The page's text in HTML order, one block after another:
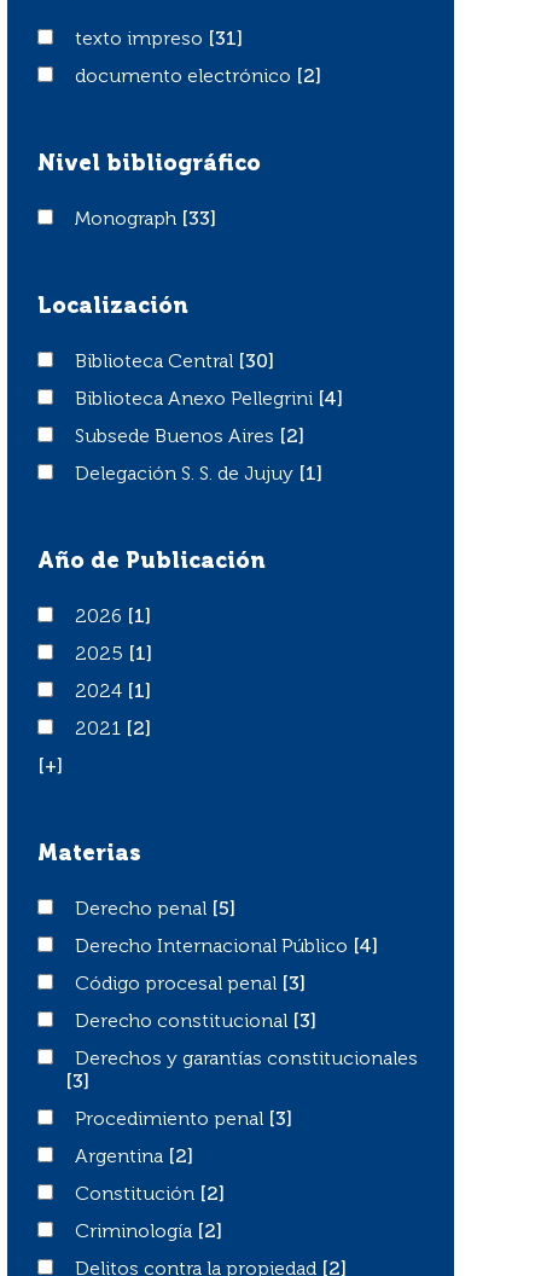
texto impreso
texto impreso
[31]
documento electrónico
documento electrónico [2]
Nivel bibliográfico
Monograph
Monograph [33]
Localización
Biblioteca Central
Biblioteca Central
[30]
Biblioteca Anexo Pellegrini
Biblioteca Anexo Pellegrini
[4]
Subsede Buenos Aires
Subsede Buenos Aires
[2]
Delegación S. S. de Jujuy
Delegación S. S. de Jujuy [1]
Año de Publicación
20262026
[1]
20252025
[1]
20242024
[1]
20212021
[2]
[+]
Materias
Derecho penal
Derecho penal
[5]
Derecho Internacional Público
Derecho Internacional Público
[4]
Código procesal penal
Código procesal penal
[3]
Derecho constitucional
Derecho constitucional
[3]
Derechos y garantías constitucionales
Derechos y garantías constitucionales
[3]
Procedimiento penal
Procedimiento penal
[3]
Argentina
Argentina
[2]
Constitución
Constitución
[2]
Criminología
Criminología
[2]
Delitos contra la propiedad
Delitos contra la propiedad [2]